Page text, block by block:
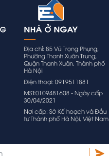
Địa chỉ: 85 Vũ Trọng Phụng,
Phường Thanh Xuân Trung,
Quận Thanh Xuân, Thành phố
Hà Nội
Điện thoại: 0919511881
MST:0109481608 - Ngày cấp
30/04/2021
Nơi cấp: Sở Kế hoạch và Đầu
tư Thành phố Hà Nội, Việt Nam